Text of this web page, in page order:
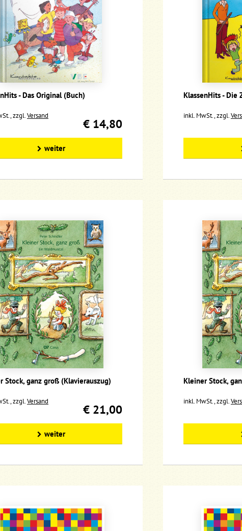
- Das Original (Buch)
zzgl.Versand
€ 14,80
weiter
KlassenHits - Die
inkl. MwSt., zzgl.
Stock, ganz groß (Klavierauszug)
zzgl.Versand
€ 21,00
weiter
Kleiner Stock,
inkl. MwSt., zzgl.